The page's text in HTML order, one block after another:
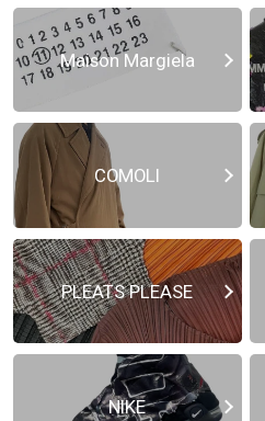
Maison Margiela
COMOLI
PLEATS PLEASE
NIKE